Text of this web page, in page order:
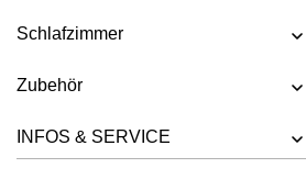
Schlafzimmer
Zubehör
INFOS & SERVICE